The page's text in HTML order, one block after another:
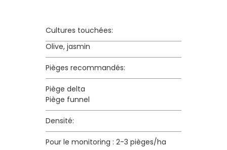
Cultures touchées:
Olive, jasmin
Pièges recommandés:
Piège delta
Piège funnel
Densité:
Pour le monitoring : 2-3 pièges/ha